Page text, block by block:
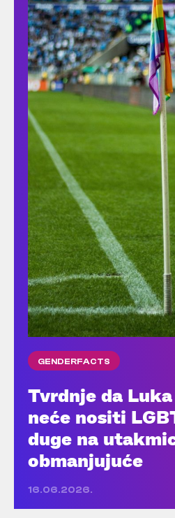
GENDERFACTS
Tvrdnje da
neće nositi
duge na
obmanjujuće
16.06.2026.